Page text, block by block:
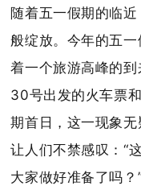
随着五一假期的临
般绽放。今年的五
着一个旅游高峰的
30号出发的火车票
期首日，这一现象无
让人们不禁感叹：“
大家做好准备了吗？